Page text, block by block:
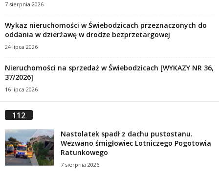
7 sierpnia 2026
Wykaz nieruchomości w Świebodzicach przeznaczonych do
oddania w dzierżawę w drodze bezprzetargowej
24 lipca 2026
Nieruchomości na sprzedaż w Świebodzicach [WYKAZY NR 36,
37/2026]
16 lipca 2026
112
Nastolatek spadł z dachu pustostanu.
Wezwano śmigłowiec Lotniczego Pogotowia
Ratunkowego
7 sierpnia 2026